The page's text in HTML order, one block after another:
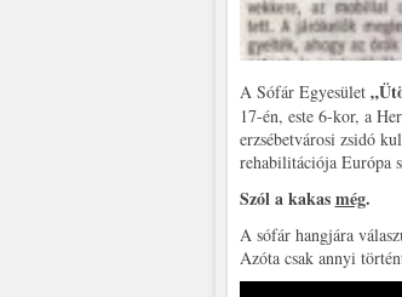
A Sófár Egyesület
17-én, este 6-kor, a
erzsébetvárosi zsidó
rehabilitációja Európa
Szól a kakasmég.
A sófár hangjára
Azóta csak annyi